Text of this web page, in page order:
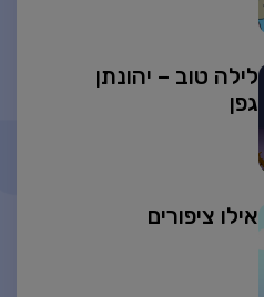
טוב – יהונתן
ציפורים